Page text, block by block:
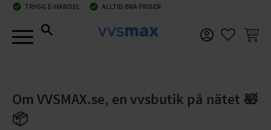
check_circle TRYGG E-HANDEL check_circle ALLTID BRA PRISER
Om VVSMAX.se, en vvsbutik på nätet 🛀
📦